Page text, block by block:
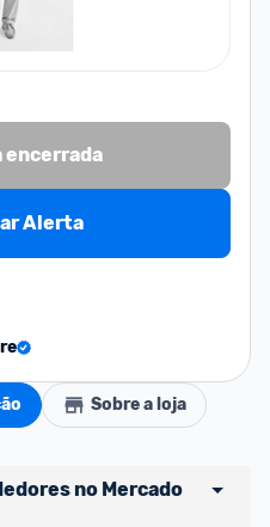
encerrada
Alerta
Sobre a loja
no Mercado